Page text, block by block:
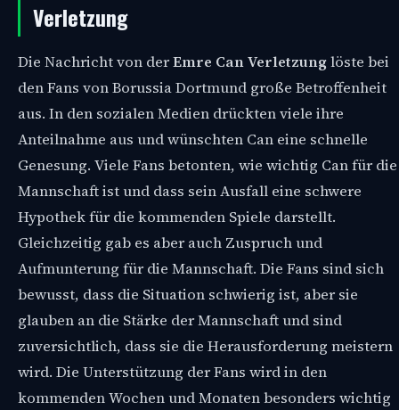
Verletzung
Die Nachricht von derEmre Can Verletzunglöste bei
den Fans von Borussia Dortmund große Betroffenheit
aus. In den sozialen Medien drückten viele ihre
Anteilnahme aus und wünschten Can eine schnelle
Genesung. Viele Fans betonten, wie wichtig Can für die
Mannschaft ist und dass sein Ausfall eine schwere
Hypothek für die kommenden Spiele darstellt.
Gleichzeitig gab es aber auch Zuspruch und
Aufmunterung für die Mannschaft. Die Fans sind sich
bewusst, dass die Situation schwierig ist, aber sie
glauben an die Stärke der Mannschaft und sind
zuversichtlich, dass sie die Herausforderung meistern
wird. Die Unterstützung der Fans wird in den
kommenden Wochen und Monaten besonders wichtig